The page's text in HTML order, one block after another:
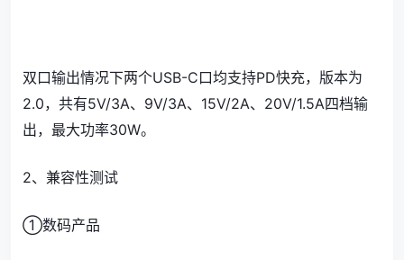
双口输出情况下两个USB-C口均支持PD快充，版本为
2.0，共有5V/3A、9V/3A、15V/2A、20V/1.5A四档输
出，最大功率30W。
2、兼容性测试
①数码产品